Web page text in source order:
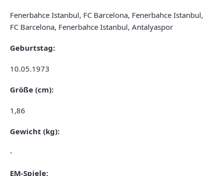
Fenerbahce Istanbul, FC Barcelona, Fenerbahce Istanbul,
FC Barcelona, Fenerbahce Istanbul, Antalyaspor
Geburtstag:
10.05.1973
Größe (cm):
1,86
Gewicht (kg):
-
EM-Spiele: